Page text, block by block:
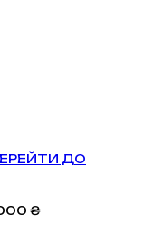
ДО
₴